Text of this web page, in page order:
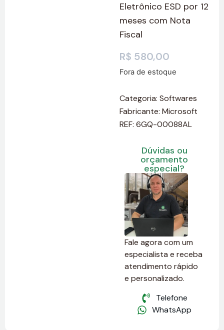
Eletrônico ESD por 12
meses com Nota
Fiscal
R$ 580,00
Fora de estoque
Categoria:Softwares
Fabricante:Microsoft
REF: 6GQ-00088AL
Dúvidas ou
orçamento
especial?
Fale agora com um
especialista e receba
atendimento rápido
e personalizado.
Telefone
WhatsApp